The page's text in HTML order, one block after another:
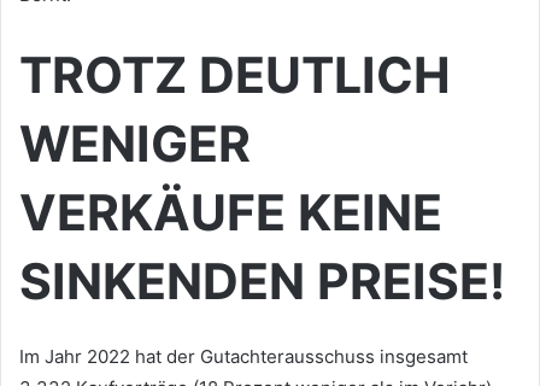
TROTZ DEUTLICH
WENIGER
VERKÄUFE KEINE
SINKENDEN PREISE!
Im Jahr 2022 hat der Gutachterausschuss insgesamt